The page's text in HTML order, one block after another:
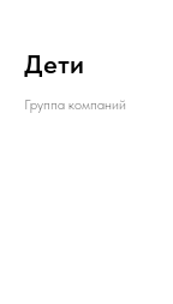
Дети
Группа компаний